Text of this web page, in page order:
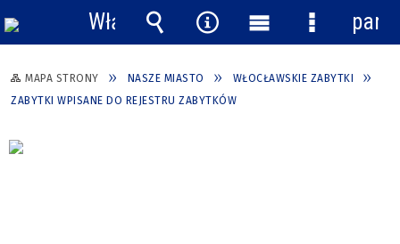
MAPA STRONY NASZE MIASTO
WŁOCŁAWSKIE ZABYTKI
ZABYTKI WPISANE DO REJESTRU ZABYTKÓW
Włącz
powiadomienia
Wyszukiwarka
Narzędzia
Menu
główne
Menu
panel